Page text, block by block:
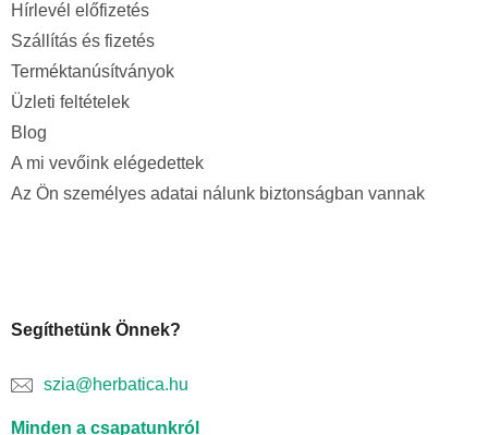
Hírlevél előfizetés
Szállítás és fizetés
Terméktanúsítványok
Üzleti feltételek
Blog
A mi vevőink elégedettek
Az Ön személyes adatai nálunk biztonságban vannak
Segíthetünk Önnek?
szia@herbatica.hu
Minden a csapatunkról